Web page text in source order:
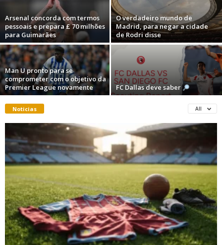
Arsenal concorda com termos
pessoais e prepara £ 70 milhões
para Guimarães
O verdadeiro mundo de
Madrid, para negar a cidade
de Rodri disse
Man U pronto para se
comprometer com o objetivo da
Premier League novamente
FC Dallas deve saber
Noticias All